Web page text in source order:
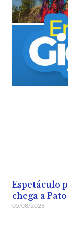
Espetáculo
chega a
05/08/2026